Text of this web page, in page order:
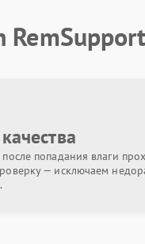
RemSupport
попадания влаги
— исключаем